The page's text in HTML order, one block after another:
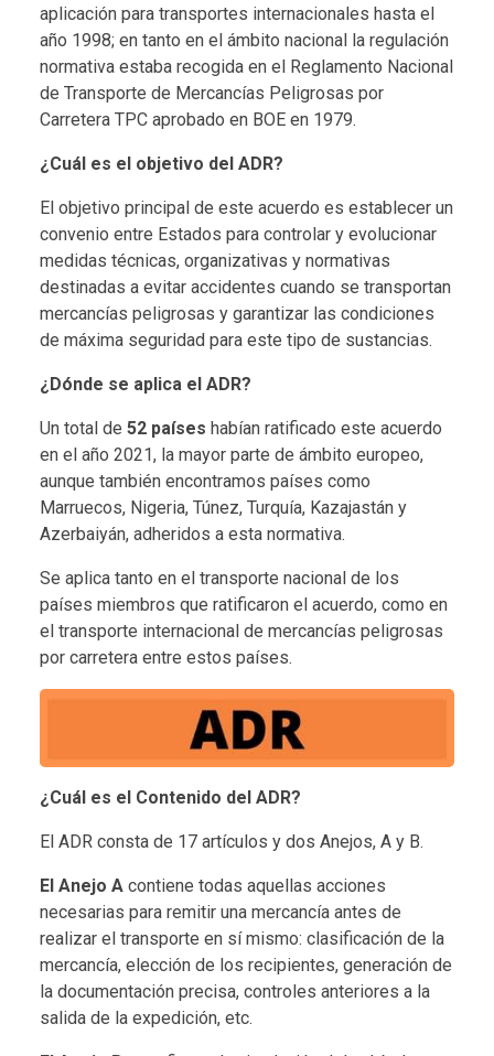
aplicación para transportes internacionales hasta el
año 1998; en tanto en el ámbito nacional la regulación
normativa estaba recogida en el Reglamento Nacional
de Transporte de Mercancías Peligrosas por
Carretera TPC aprobado en BOE en 1979.
¿Cuál es el objetivo del ADR?
El objetivo principal de este acuerdo es establecer un
convenio entre Estados para controlar y evolucionar
medidas técnicas, organizativas y normativas
destinadas a evitar accidentes cuando se transportan
mercancías peligrosas y garantizar las condiciones
de máxima seguridad para este tipo de sustancias.
¿Dónde se aplica el ADR?
Un total de 52 países habían ratificado este acuerdo
en el año 2021, la mayor parte de ámbito europeo,
aunque también encontramos países como
Marruecos, Nigeria, Túnez, Turquía, Kazajastán y
Azerbaiyán, adheridos a esta normativa.
Se aplica tanto en el transporte nacional de los
países miembros que ratificaron el acuerdo, como en
el transporte internacional de mercancías peligrosas
por carretera entre estos países.
¿Cuál es el Contenido del ADR?
El ADR consta de 17 artículos y dos Anejos, A y B.
El Anejo A contiene todas aquellas acciones
necesarias para remitir una mercancía antes de
realizar el transporte en sí mismo: clasificación de la
mercancía, elección de los recipientes, generación de
la documentación precisa, controles anteriores a la
salida de la expedición, etc.